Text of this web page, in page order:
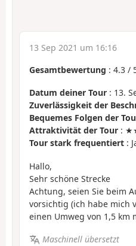
13 Sep 2021 um 16:16
Gesamtbewertung : 4.3 /
Datum deiner Tour : 13.
Zuverlässigkeit der
Bequemes Folgen der
Attraktivität der Tour :
Tour stark frequentiert :
Hallo,
Sehr schöne Strecke
Achtung, seien Sie beim
vorsichtig (ich habe mich
einen Umweg von 1,5 km
Maschinell übersetzt